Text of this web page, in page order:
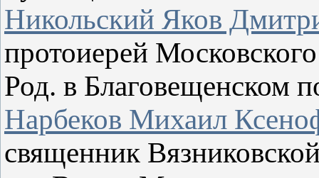
Никольский Яков
протоиерей
Род. в Благовещенском
Нарбеков Михаил
священник